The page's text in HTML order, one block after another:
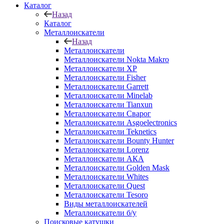
Каталог
Назад
Каталог
Металлоискатели
Назад
Металлоискатели
Металлоискатели Nokta Makro
Металлоискатели XP
Металлоискатели Fisher
Металлоискатели Garrett
Металлоискатели Minelab
Металлоискатели Tianxun
Металлоискатели Сварог
Металлоискатели Asgoelectronics
Металлоискатели Teknetics
Металлоискатели Bounty Hunter
Металлоискатели Lorenz
Металлоискатели АКА
Металлоискатели Golden Mask
Металлоискатели Whites
Металлоискатели Quest
Металлоискатели Tesoro
Виды металлоискателей
Металлоискатели б/у
Поисковые катушки